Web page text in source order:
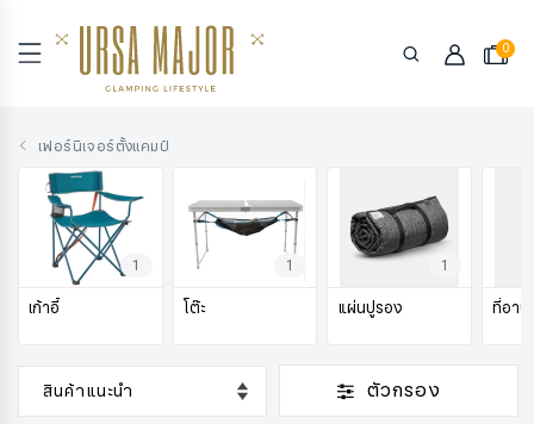
0
เฟอร์นิเจอร์ตั้งแคมป์
1
เก้าอี้
1
โต๊ะ
1
แผ่นปูรอง ที่อาบ
ตัวกรอง